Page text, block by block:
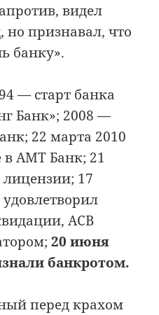
видел
но признавал, что
банку».
— старт банка
Банк»; 2008 —
22 марта 2010
АМТ Банк; 21
17
АСВ
20 июня
банкротом.
перед крахом